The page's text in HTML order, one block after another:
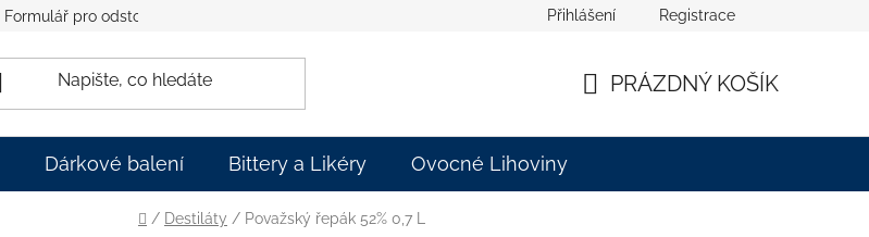
Formulář pro odstoupení od smlouvy Přihlášení Registrace
PRÁZDNÝ KOŠÍK
Dárkové balení Bittery a Likéry Ovocné Lihoviny
Domů
/ Destiláty / Považský řepák 52% 0,7 L